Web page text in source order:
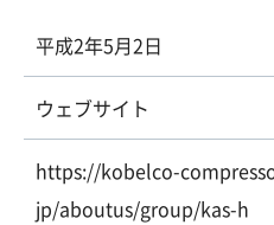
平成2年5月2日
ウェブサイト
https://kobelco-
jp/aboutus/group/kas-h